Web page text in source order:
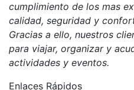
cumplimiento de los mas
calidad, seguridad y
Gracias a ello, nuestros
para viajar, organizar y
actividades y eventos.
Enlaces Rápidos